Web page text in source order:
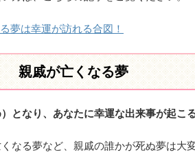
夢は幸運が訪れる合図！
親戚が亡くなる夢
となり、あなたに幸運な出来事が起こ
なる夢など、親戚の誰かが死ぬ夢は大